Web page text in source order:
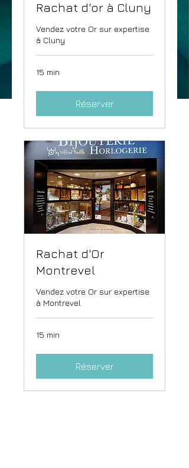
Rachat d'or à Cluny
Vendez votre Or sur expertise
à Cluny
15 min
Réserver
Rachat d'Or
Montrevel
Vendez votre Or sur expertise
à Montrevel
15 min
Réserver